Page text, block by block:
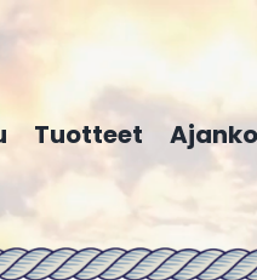
Tuotteet